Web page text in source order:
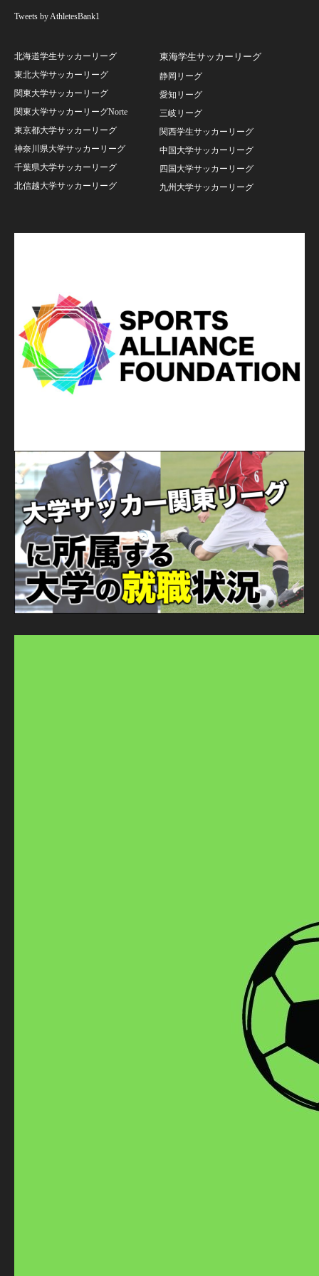
Tweets by AthletesBank1
北海道学生サッカーリーグ
東北大学サッカーリーグ
関東大学サッカーリーグ
関東大学サッカーリーグNorte
東京都大学サッカーリーグ
神奈川県大学サッカーリーグ
千葉県大学サッカーリーグ
北信越大学サッカーリーグ
東海学生サッカーリーグ
静岡リーグ
愛知リーグ
三岐リーグ
関西学生サッカーリーグ
中国大学サッカーリーグ
四国大学サッカーリーグ
九州大学サッカーリーグ